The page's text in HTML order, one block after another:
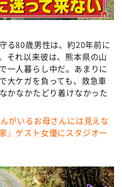
る80歳男性は、約20年前に
それ以来彼は、熊本県の山
一人暮らし中だ。あまりに
大ケガを負っても、救急車
かなかたどり着けなかった
がいるお母さんには見えな
』ゲスト女優にスタジオ一